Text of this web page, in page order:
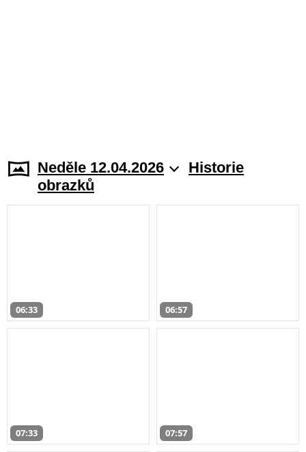
Neděle 12.04.2026
Historie
obrazků
06:33 06:57
07:33 07:57